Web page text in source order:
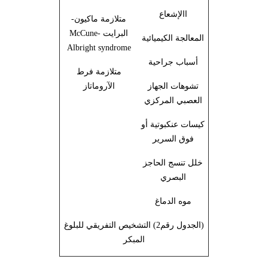
االإشعاع
المعالجة الكيميائية
أسباب جراحية
تشوهات الجهاز
العصبي المركزي
كيسات عنكبوتية أو
فوق السرير
خلل تنسج الحاجز
البصري
موه الدماغ
متلازمة ماكيون-
البرايت McCune-
Albright syndrome
متلازمة فرط
الآروماتاز
(الجدول رقم2) التشخيص التفريقي للبلوغ
المبكر